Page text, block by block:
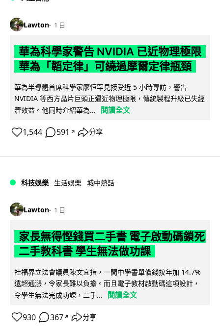
Lawton 1 日
華為科學家警告 NVIDIA 已近物理極限
華為「韜定律」可繞過摩爾定律瓶頸
華為半導體首席科學家廖恒罕見接受近 5 小時專訪，警告
NVIDIA 等西方晶片巨頭正逼近物理極限，傳統製程升級已失經
濟效益。他同時介紹華為...
閱讀全文
1,544 591 ↗ 分享
科技娛樂 生活娛樂 城中熱話
Lawton 1 日
家長無得慳錢買二手書 電子啟動碼鎖死
二手教科書 學生無法做功課
社福界立法會議員陳文宜指，一間中學書單價錢按年加 14.7%
遠超通漲，令家長難以負擔。而且電子教材啟動碼這項設計，
令學生無法完成功課，二手...
閱讀全文
930 367 ↗ 分享